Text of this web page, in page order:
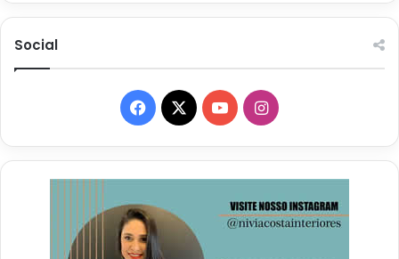
Social
Facebook
X YouTubeInstagram